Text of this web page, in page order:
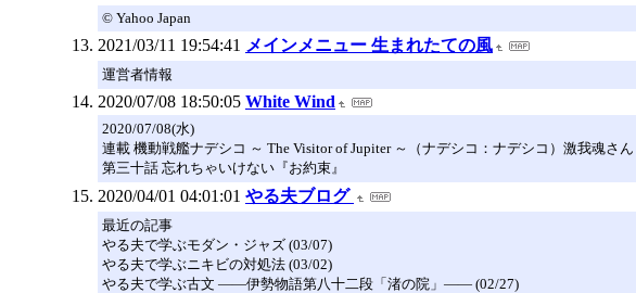
© Yahoo Japan
2021/03/11 19:54:41 メインメニュー 生まれたての風
運営者情報
2020/07/08 18:50:05 White Wind
2020/07/08(水)
連載 機動戦艦ナデシコ ～ The Visitor of Jupiter ～（ナデシコ：ナデシコ）激我魂さん
第三十話 忘れちゃいけない『お約束』
2020/04/01 04:01:01 やる夫ブログ
最近の記事
やる夫で学ぶモダン・ジャズ (03/07)
やる夫で学ぶニキビの対処法 (03/02)
やる夫で学ぶ古文 ――伊勢物語第八十二段「渚の院」―― (02/27)